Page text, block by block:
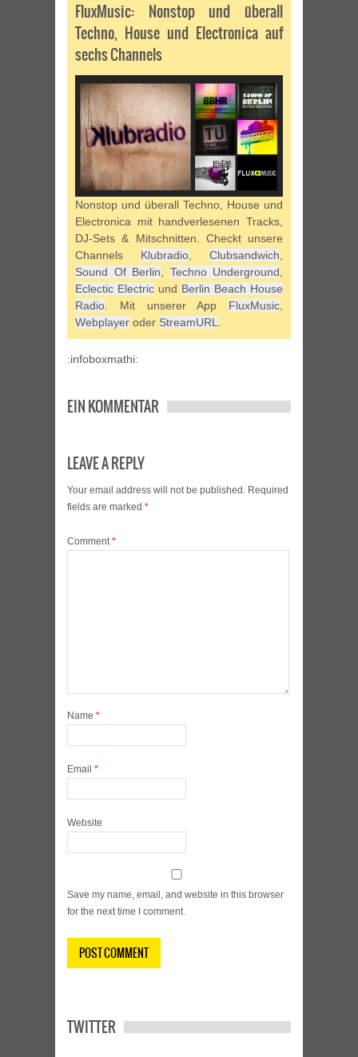
FluxMusic: Nonstop und überall
Techno, House und Electronica auf
sechs Channels
Nonstop und überall Techno, House und
Electronica mit handverlesenen Tracks,
DJ-Sets & Mitschnitten. Checkt unsere
Channels Klubradio Clubsandwich
Sound Of Berlin
Techno Underground
Eclectic Electric und Berlin Beach House
Radio . Mit unserer App FluxMusic
Webplayer oder StreamURL
:infoboxmathi:
EIN KOMMENTAR
LEAVE A REPLY
Your email address will not be published. Required
fields are marked *
Comment*
Name *
Email *
Website
Save my name, email, and website in this browser
for the next time I comment.
TWITTER